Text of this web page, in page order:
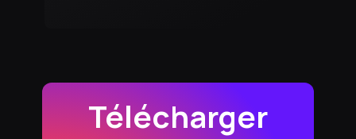
Télécharger